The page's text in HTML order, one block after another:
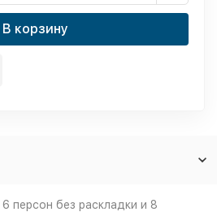
В корзину
персон без раскладки и 8